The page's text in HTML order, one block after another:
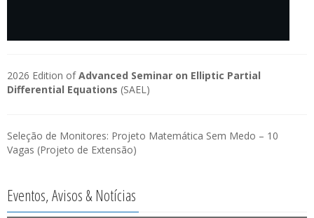
2026 Edition ofAdvanced Seminar on Elliptic Partial
Differential Equations (SAEL)
Seleção de Monitores: Projeto Matemática Sem Medo – 10
Vagas (Projeto de Extensão)
Eventos, Avisos & Notícias